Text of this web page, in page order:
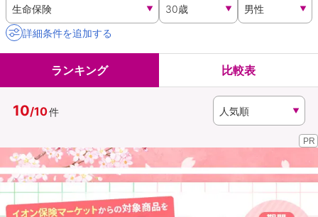
キャンペーン一覧
イオングループ従業員さま向け
資料請求
（無料）
訪問相談
詳細条件を追加する
ランキング 比較表
10/10件
PR